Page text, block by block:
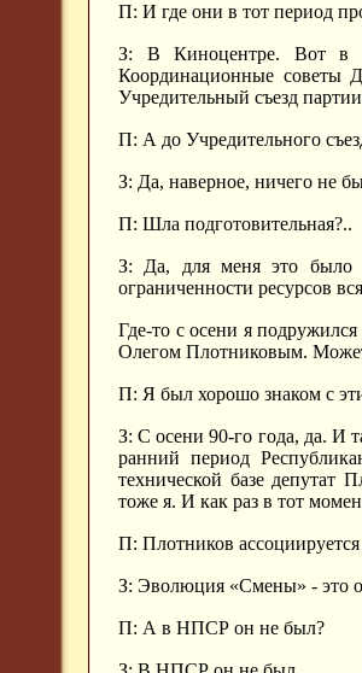
П: И где они в тот период
З: В Киноцентре. Вот в
Координационные советы
Учредительный съезд
П: А до Учредительного
З: Да, наверное, ничего не
П: Шла подготовительная?..
З: Да, для меня это было
ограниченности ресурсов
Где-то с осени я
Олегом Плотниковым.
П: Я был хорошо знаком с
З: С осени 90-го года, да. И
ранний период
технической базе депутат
тоже я. И как раз в тот
П: Плотников
З: Эволюция «Смены» - это
П: А в НПСР он не был?